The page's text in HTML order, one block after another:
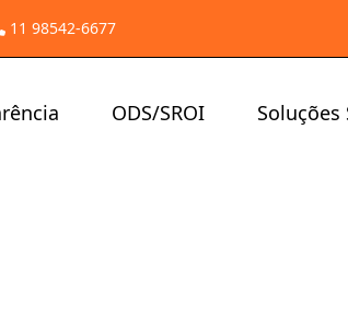
11 98542-6677
ODS/SROI Soluções